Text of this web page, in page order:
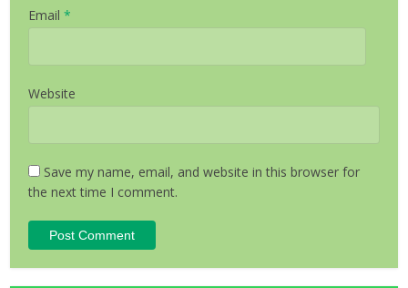
Email *
Website
Save my name, email, and website in this browser for
the next time I comment.